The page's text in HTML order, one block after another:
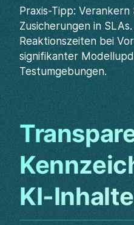
Praxis-Tipp:
Zusicherungen in
Reaktionszeiten bei
signifikanter
Testumgebungen.
KI-